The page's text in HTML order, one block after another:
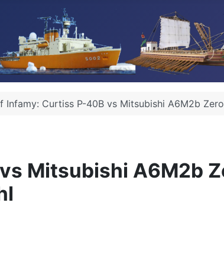
Infamy: Curtiss P-40B vs Mitsubishi A6M2b
Mitsubishi A6M2b